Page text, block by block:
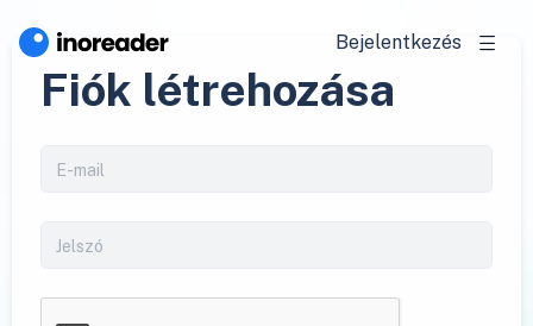
Bejelentkezés
Fiók létrehozása